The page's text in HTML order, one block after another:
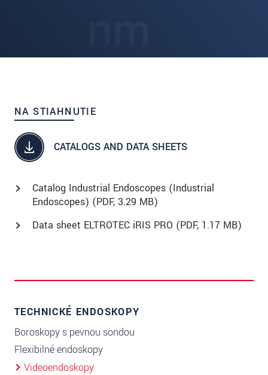
NA STIAHNUTIE
CATALOGS AND DATA SHEETS
Catalog Industrial Endoscopes (Industrial
Endoscopes) (PDF, 3.29 MB)
Data sheet ELTROTEC iRIS PRO (PDF, 1.17 MB)
TECHNICKÉ ENDOSKOPY
Boroskopy s pevnou sondou
Flexibilné endoskopy
Videoendoskopy